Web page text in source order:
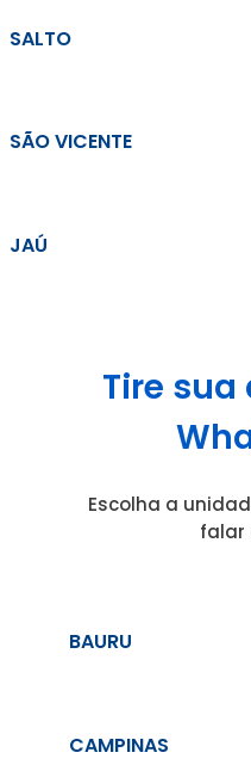
SALTO
SÃO VICENTE
JAÚ
Tire
Escolha a
falar
BAURU
CAMPINAS